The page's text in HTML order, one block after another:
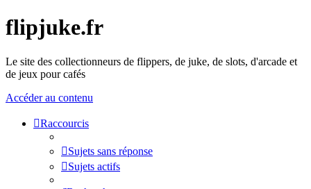
flipjuke.fr
Le site des collectionneurs de flippers, de juke, de slots, d'arcade et
de jeux pour cafés
Accéder au contenu
Raccourcis
Sujets sans réponse
Sujets actifs